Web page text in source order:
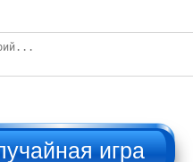
НАЖИМАТЬ!!!